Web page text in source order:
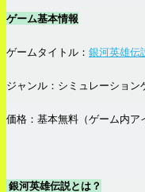
ゲーム基本情報
ゲームタイトル： 銀河英雄伝
ジャンル：シミュレーション
価格：基本無料（ゲーム内ア
銀河英雄伝説とは？